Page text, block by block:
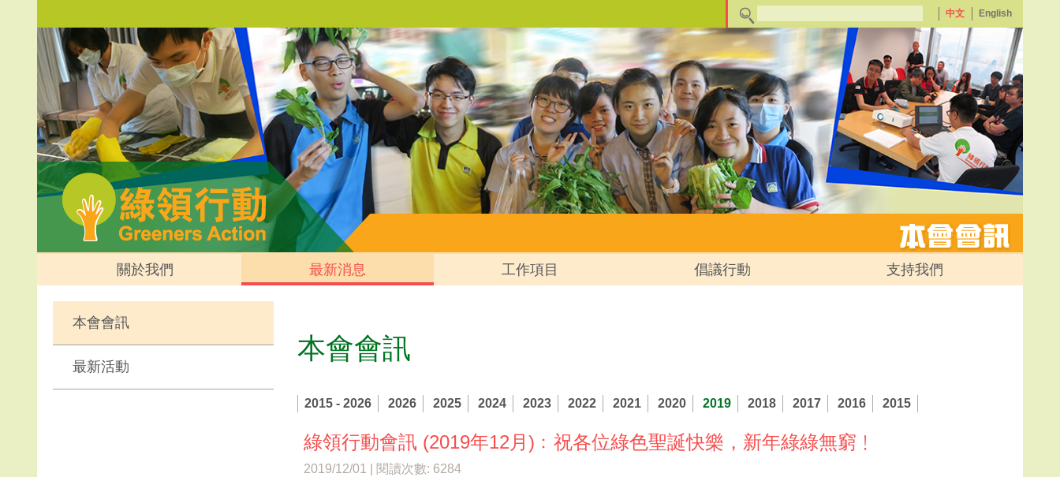
中文 English
關於我們 最新消息 工作項目 倡議行動 支持我們
本會會訊
最新活動
本會會訊
2015 - 2026 2026 2025 2024 2023 2022 2021 2020 2019 2018 2017 2016 2015
綠領行動會訊 (2019年12月)﹕祝各位綠色聖誕快樂，新年綠綠無窮﹗
2019/12/01 | 閱讀次數: 6284